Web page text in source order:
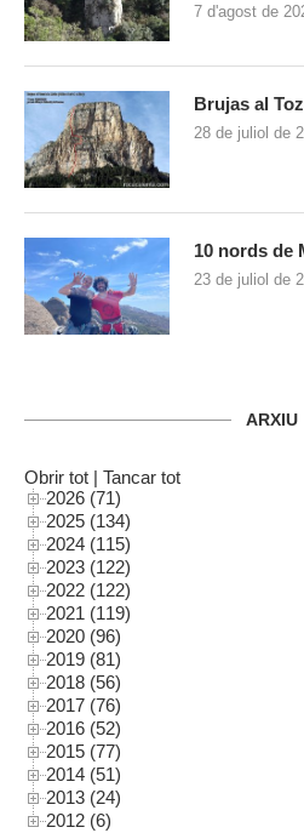
7 d'agost de
Brujas al
28 de juliol de
10 nords de
23 de juliol de
ARXIU
Obrir tot | Tancar tot
2026 (71)
2025 (134)
2024 (115)
2023 (122)
2022 (122)
2021 (119)
2020 (96)
2019 (81)
2018 (56)
2017 (76)
2016 (52)
2015 (77)
2014 (51)
2013 (24)
2012 (6)